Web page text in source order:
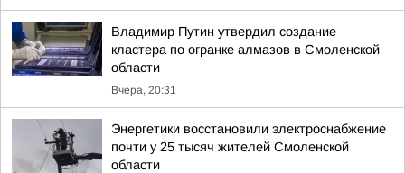
Владимир Путин утвердил создание
кластера по огранке алмазов в Смоленской
области
Вчера, 20:31
Энергетики восстановили электроснабжение
почти у 25 тысяч жителей Смоленской
области